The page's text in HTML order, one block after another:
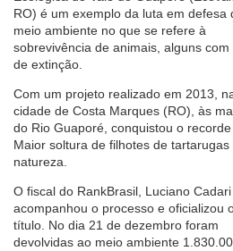
RO) é um exemplo da luta em defesa
meio ambiente no que se refere à
sobrevivência de animais, alguns com
de extinção.
Com um projeto realizado em 2013,
cidade de Costa Marques (RO), às
do Rio Guaporé, conquistou o
Maior soltura de filhotes de tartarugas
natureza.
O fiscal do RankBrasil, Luciano Cadari
acompanhou o processo e oficializou
título. No dia 21 de dezembro foram
devolvidas ao meio ambiente